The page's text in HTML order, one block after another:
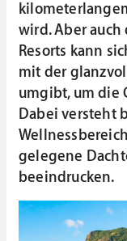
wird. Aber auch
Resorts kann
mit der
umgibt, um die
Dabei versteht
gelegene
beeindrucken.